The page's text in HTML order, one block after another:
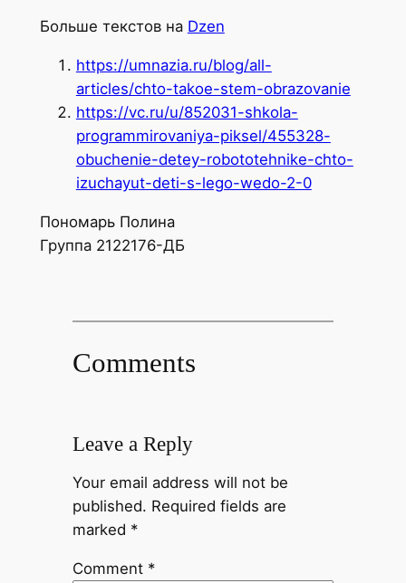
Больше текстов на Dzen
https://umnazia.ru/blog/all-
articles/chto-takoe-stem-obrazovanie
https://vc.ru/u/852031-shkola-
programmirovaniya-piksel/455328-
obuchenie-detey-robototehnike-chto-
izuchayut-deti-s-lego-wedo-2-0
Пономарь Полина
Группа 2122176-ДБ
Comments
Leave a Reply
Your email address will not be
published. Required fields are
marked *
Comment *